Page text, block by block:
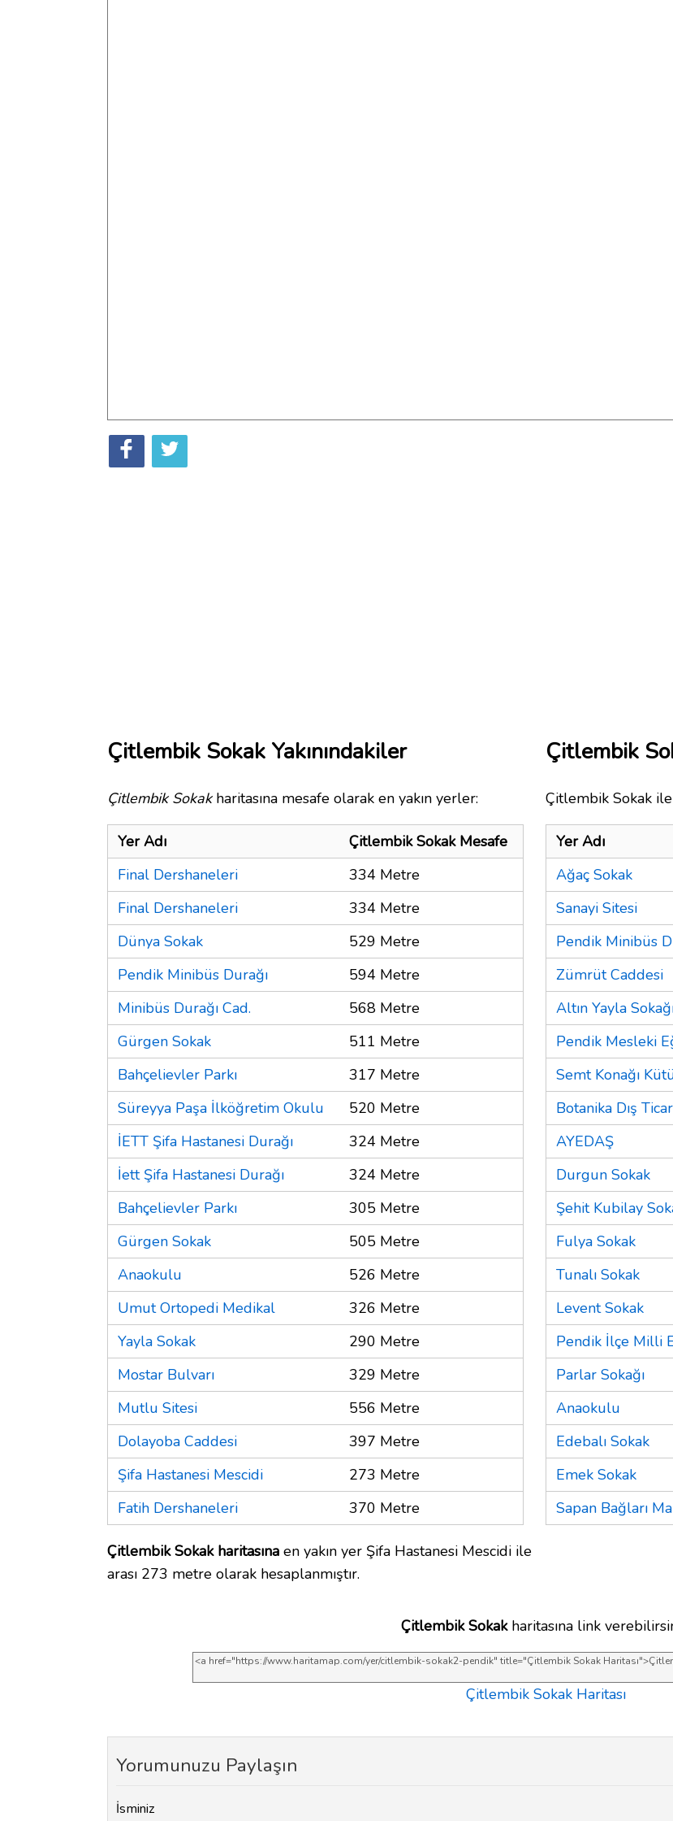
Çitlembik Sokak Yakınındakiler
Çitlembik Sokakharitasına mesafe olarak en yakın yerler:
Yer Adı
Çitlembik Sokak Mesafe
Final Dershaneleri
334 Metre
Final Dershaneleri
334 Metre
Dünya Sokak
529 Metre
Pendik Minibüs Durağı
594 Metre
Minibüs Durağı Cad.
568 Metre
Gürgen Sokak
511 Metre
Bahçelievler Parkı
317 Metre
Süreyya Paşa İlköğretim Okulu
520 Metre
İETT Şifa Hastanesi Durağı
324 Metre
İett Şifa Hastanesi Durağı
324 Metre
Bahçelievler Parkı
305 Metre
Gürgen Sokak
505 Metre
Anaokulu
526 Metre
Umut Ortopedi Medikal
326 Metre
Yayla Sokak
290 Metre
Mostar Bulvarı
329 Metre
Mutlu Sitesi
556 Metre
Dolayoba Caddesi
397 Metre
Şifa Hastanesi Mescidi
273 Metre
Fatih Dershaneleri
370 Metre
Çitlembik Sokak haritasına en yakın yer Şifa Hastanesi Mescidi ile
arası 273 metre olarak hesaplanmıştır.
Çitlembik
Çitlembik Sokak
Yer Adı
Ağaç Sokak
Sanayi Sitesi
Pendik Minibüs
Zümrüt Caddesi
Altın Yayla
Pendik Mesleki
Semt Konağı
Botanika Dış
AYEDAŞ
Durgun Sokak
Şehit Kubilay
Fulya Sokak
Tunalı Sokak
Levent Sokak
Pendik İlçe Milli
Parlar Sokağı
Anaokulu
Edebalı Sokak
Emek Sokak
Sapan Bağları
Çitlembik Sokakharitasına link
Çitlembik Sokak Haritası
Yorumunuzu Paylaşın
İsminiz